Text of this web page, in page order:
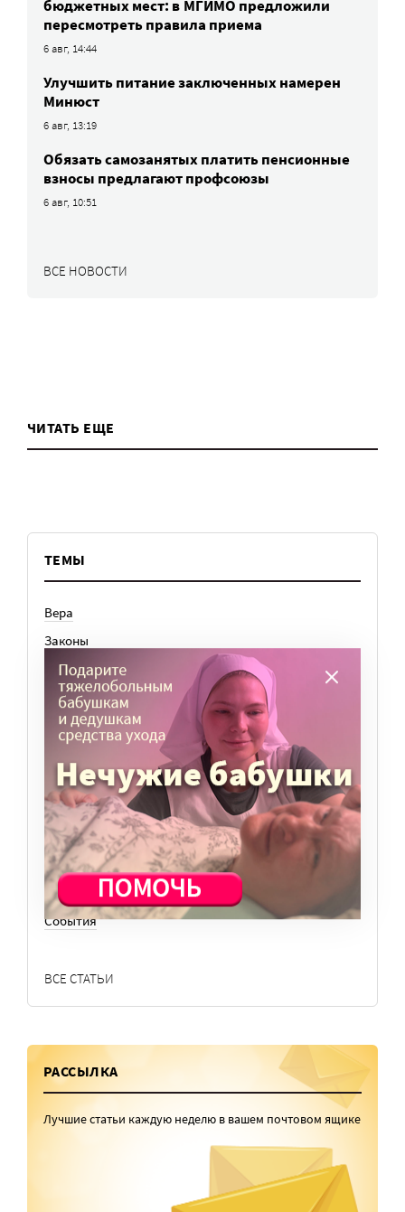
бюджетных мест: в МГИМО предложили
пересмотреть правила приема
6 авг, 14:44
Улучшить питание заключенных намерен
Минюст
6 авг, 13:19
Обязать самозанятых платить пенсионные
взносы предлагают профсоюзы
6 авг, 10:51
ВСЕ НОВОСТИ
ЧИТАТЬ ЕЩЕ
ТЕМЫ
Вера
Законы
История
Колонки
Кто есть кто
Медицина
Ноу-хау
Общество
Отдых
Семья
События
ВСЕ СТАТЬИ
РАССЫЛКА
Лучшие статьи каждую неделю в вашем почтовом ящике